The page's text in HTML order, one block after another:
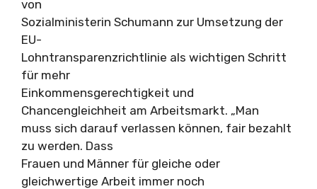
von
Sozialministerin Schumann zur Umsetzung der
EU-
Lohntransparenzrichtlinie als wichtigen Schritt
für mehr
Einkommensgerechtigkeit und
Chancengleichheit am Arbeitsmarkt. „Man
muss sich darauf verlassen können, fair bezahlt
zu werden. Dass
Frauen und Männer für gleiche oder
gleichwertige Arbeit immer noch